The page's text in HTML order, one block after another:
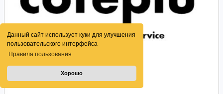
Данный сайт использует куки для улучшения
пользовательского интерфейса
Правила пользования
Хорошо